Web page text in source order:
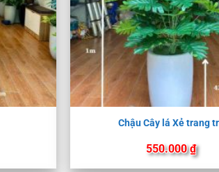
Chậu Cây lá Xẻ trang
550.000₫